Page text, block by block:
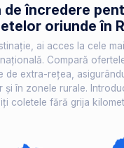
de încredere
oriunde în
ai acces la cele
Compară
de extra-rețea,
și în zonele rurale.
coletele fără grija